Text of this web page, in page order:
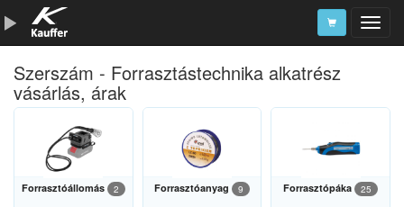
Szerszámkatalógus
Kosár
Alkatrészek
Szerszám - Forrasztástechnika alkatrész
vásárlás, árak
Forrasztóállomás 2 Forrasztóanyag 9 Forrasztópáka 25